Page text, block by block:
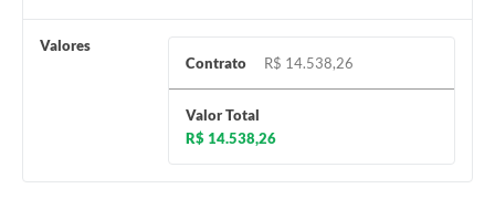
Valores
Contrato
R$ 14.538,26
Valor Total
R$ 14.538,26